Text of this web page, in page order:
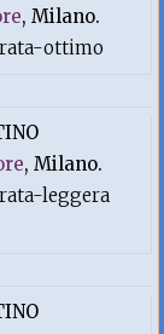
, Milano.
ottimo
, Milano.
leggera